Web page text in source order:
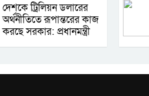
দেশকে ট্রিলিয়ন ডলারের
অর্থনীতিতে রূপান্তরের কাজ
করছে সরকার: প্রধানমন্ত্রী